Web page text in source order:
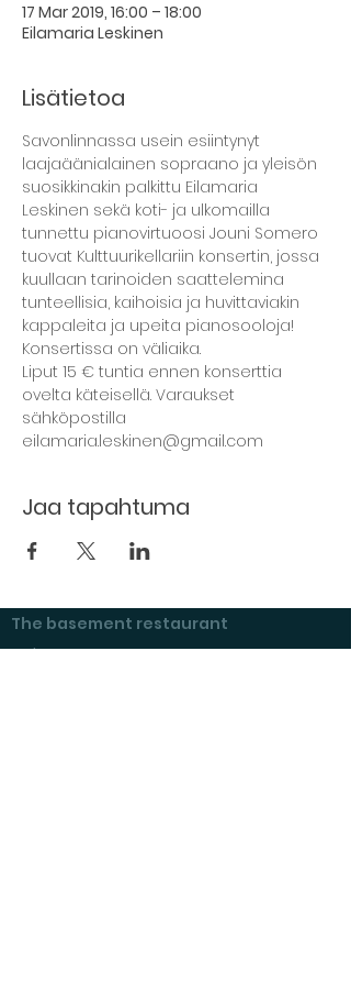
17 Mar 2019, 16:00 – 18:00
Eilamaria Leskinen
Lisätietoa
Savonlinnassa usein esiintynyt
laajaäänialainen sopraano ja yleisön
suosikkinakin palkittu Eilamaria
Leskinen sekä koti- ja ulkomailla
tunnettu pianovirtuoosi Jouni Somero
tuovat Kulttuurikellariin konsertin, jossa
kuullaan tarinoiden saattelemina
tunteellisia, kaihoisia ja huvittaviakin
kappaleita ja upeita pianosooloja!
Konsertissa on väliaika.
Liput 15 € tuntia ennen konserttia
ovelta käteisellä. Varaukset
sähköpostilla
eilamaria.leskinen@gmail.com
Jaa tapahtuma
The basement restaurant
Culture taps